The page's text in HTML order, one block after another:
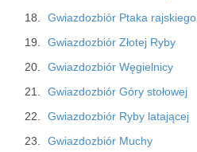
Gwiazdozbiór Ptaka rajskiego
Gwiazdozbiór Złotej Ryby
Gwiazdozbiór Węgielnicy
Gwiazdozbiór Góry stołowej
Gwiazdozbiór Ryby latającej
Gwiazdozbiór Muchy